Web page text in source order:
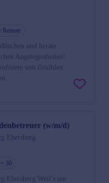
Remote
und berate
Angelegenheiten!
von flexiblen
(w/m/d)
Ebersberg
30
Ebersberg Weil’s um